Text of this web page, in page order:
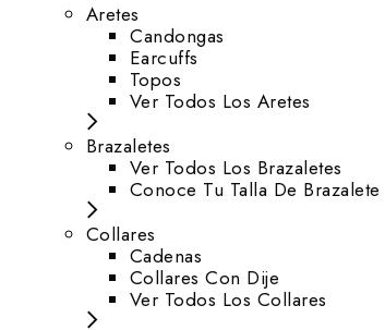
Aretes
⁠Candongas
Earcuffs
Topos
Ver Todos Los Aretes
Brazaletes
Ver Todos Los Brazaletes
Conoce Tu Talla De Brazalete
Collares
Cadenas
Collares Con Dije
Ver Todos Los Collares